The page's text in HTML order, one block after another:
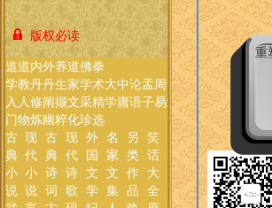
版权必读
道
学
入
门
道
教
人
物
内
丹
修
炼
外
丹
阐
幽
养
生
撷
粹
道
家
文
化
佛
学
采
珍
拳
术
精
选
大
学
中
庸
论
语
孟
子
周
易
诗
经
尚
书
礼
记
春
秋
左
传
古
典
小
说
现
代
小
说
古
典
诗
词
现
代
诗
歌
外
国
文
学
名
家
文
集
另
类
作
品
笑
话
大
全
重